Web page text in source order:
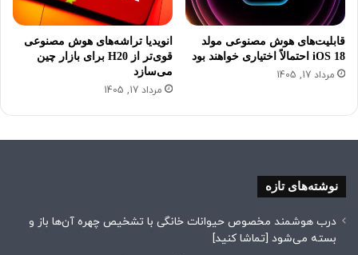
قابلیت‌های هوش مصنوعی مولد
iOS 18 احتمالاً اختیاری خواهند بود
مرداد 17, 1405
انویدیا تراشه‌های هوش مصنوعی
قوی‌تر از H20 برای بازار چین
می‌سازد
مرداد 17, 1405
نوشته‌های تازه
درب هوشمند مخصوص حیوانات خانگی با تشخیص چهره آن‌ها باز و
بسته می‌شود [تماشا کنید]